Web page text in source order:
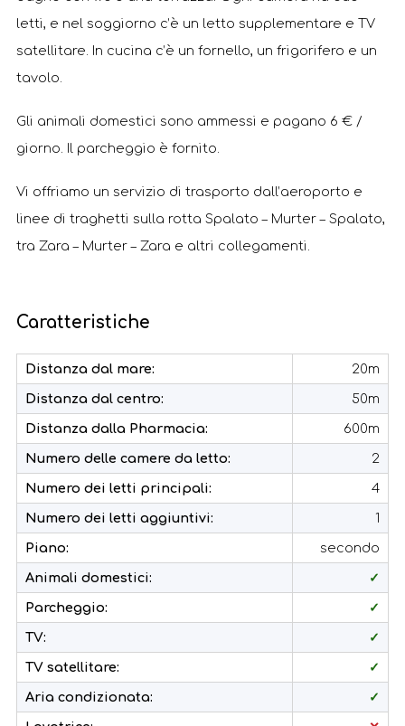
letti, e nel soggiorno c’è un letto supplementare e TV
satellitare. In cucina c’è un fornello, un frigorifero e un
tavolo.
Gli animali domestici sono ammessi e pagano 6 € /
giorno. Il parcheggio è fornito.
Vi offriamo un servizio di trasporto dall’aeroporto e
linee di traghetti sulla rotta Spalato – Murter – Spalato,
tra Zara – Murter – Zara e altri collegamenti.
Caratteristiche
Distanza dal mare: 20m
Distanza dal centro: 50m
Distanza dalla Pharmacia: 600m
Numero delle camere da letto: 2
Numero dei letti principali: 4
Numero dei letti aggiuntivi: 1
Piano: secondo
Animali domestici: ✓
Parcheggio: ✓
TV: ✓
TV satellitare: ✓
Aria condizionata: ✓